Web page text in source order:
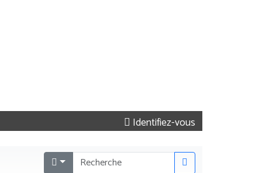
Identifiez-vous